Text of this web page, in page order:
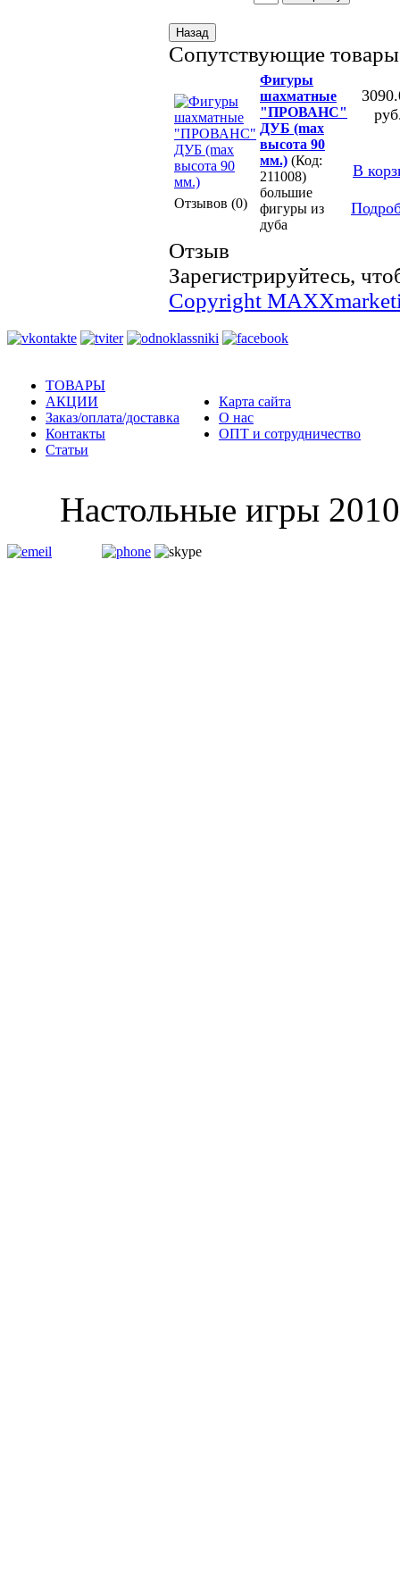
Сопутствующие товары
Отзывов (0)
Фигуры
шахматные
"ПРОВАНС"
ДУБ (max
высота 90
мм.) (Код:
211008)
большие
фигуры из
дуба
В
Отзыв
Зарегистрируйтесь,
Copyright
ТОВАРЫ
АКЦИИ
Заказ/оплата/доставка
Контакты
Статьи
Карта сайта
О нас
ОПТ и сотрудничество
Настольные